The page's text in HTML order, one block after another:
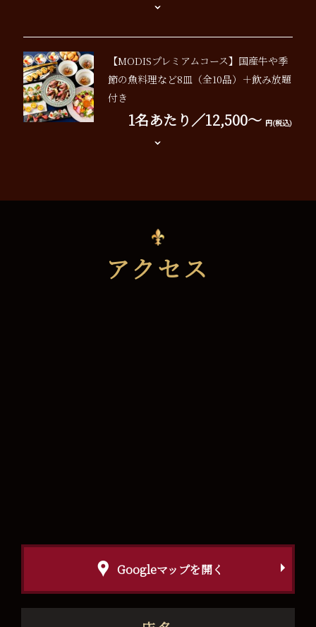
【MODISプレミアムコース】国産牛や季
節の魚料理など8皿（全10品）＋飲み放題
付き
1名あたり／12,500～ 円(税込)
アクセス
Googleマップを開く